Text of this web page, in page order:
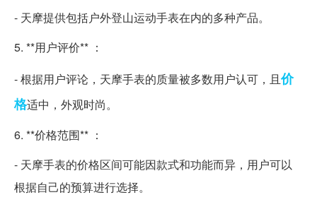
- 天摩提供包括户外登山运动手表在内的多种产品。
5. **用户评价** ：
- 根据用户评论，天摩手表的质量被多数用户认可，且价
格适中，外观时尚。
6. **价格范围** ：
- 天摩手表的价格区间可能因款式和功能而异，用户可以
根据自己的预算进行选择。